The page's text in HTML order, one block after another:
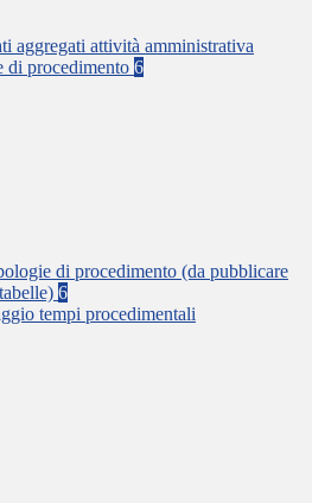
aggregati attività amministrativa
di procedimento 6
di procedimento (da pubblicare
6
tempi procedimentali